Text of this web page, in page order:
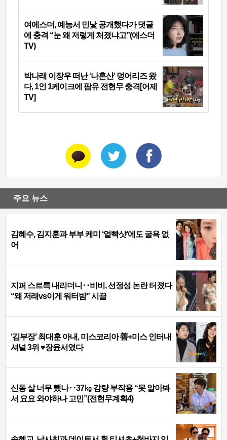
여에스더, 예능서 민낯 공개했다가 댓글
에 충격 “눈 왜 저렇게 처졌냐고”(에스더
TV)
박나래 이장우 떠난 ‘나혼산’ 덩어리즈 왔
다, 1인 1케이크에 팜유 전현무 충격[어제
TV]
주요 뉴스
김혜수, 김지훈과 부부 케미 ‘얼빡샷’에도 굴욕 없
어
지퍼 스르륵 내리더니‥비비, 선정성 논란 터졌다
“왜 저래vs이게 워터밤” 시끌
‘김부장’ 최대훈 아내, 미스코리아 善+미스 인터내
셔널 3위 ♥장윤서였다
신동 살 너무 뺐나‥37㎏ 감량 부작용 “못 알아봐
서 요요 와야하나 고민”(전현무계획4)